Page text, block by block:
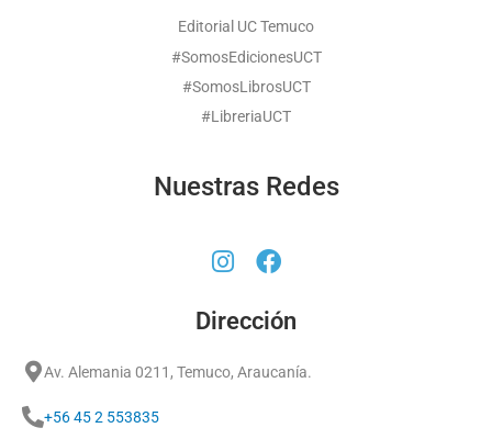
Editorial UC Temuco
#SomosEdicionesUCT
#SomosLibrosUCT
#LibreriaUCT
Nuestras Redes
Dirección
Av. Alemania 0211, Temuco, Araucanía.
+56 45 2 553835